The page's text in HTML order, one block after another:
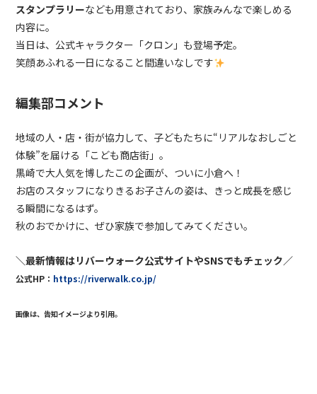
スタンプラリーなども用意されており、家族みんなで楽しめる
内容に。
当日は、公式キャラクター「クロン」も登場予定。
笑顔あふれる一日になること間違いなしです
編集部コメント
地域の人・店・街が協力して、子どもたちに“ リアルなおしごと
体験”を届ける「こども商店街」。
黒崎で大人気を博したこの企画が、ついに小倉へ！
お店のスタッフになりきるお子さんの姿は、きっと成長を感じ
る瞬間になるはず。
秋のおでかけに、ぜひ家族で参加してみてください。
＼最新情報はリバーウォーク公式サイトやSNSでもチェック／
公式HP： https://riverwalk.co.jp/
画像は、告知イメージより引用。